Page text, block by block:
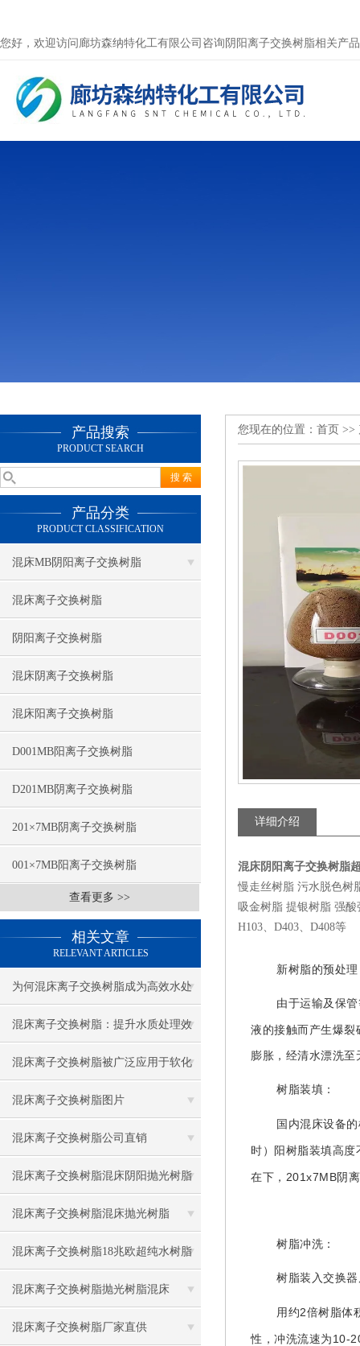
您好，欢迎访问廊坊森纳特化工有限公司咨询阴阳离子交换树脂相关产
产品搜索
PRODUCT SEARCH
产品分类
PRODUCT CLASSIFICATION
混床MB阴阳离子交换树脂
混床离子交换树脂
阴阳离子交换树脂
混床阴离子交换树脂
混床阳离子交换树脂
D001MB阳离子交换树脂
D201MB阴离子交换树脂
201×7MB阴离子交换树脂
001×7MB阳离子交换树脂
查看更多 >>
相关文章
RELEVANT ARTICLES
为何混床离子交换树脂成为高效水处
理的首选？
混床离子交换树脂：提升水质处理效
果的重要工具
混床离子交换树脂被广泛应用于软化
水和去除水中的杂质
混床离子交换树脂图片
混床离子交换树脂公司直销
混床离子交换树脂混床阴阳抛光树脂
混床离子交换树脂混床抛光树脂
混床离子交换树脂18兆欧超纯水树脂
混床离子交换树脂抛光树脂混床
混床离子交换树脂厂家直供
您现在的位置： 首页 >>
详细介绍
混床阴阳离子交换树脂
慢走丝树脂 污水脱色树
吸金树脂 提银树脂 强酸
H103、D403、D408等
新树脂的预处
由于运输及保
液的接触而产生爆
膨胀，经清水漂洗
树脂装填：
国内混床设备
时）阳树脂装填高
在下， 201x7MB 阴
树脂冲洗：
树脂装入交换
用约2倍树脂体
性，冲洗流速为 10-